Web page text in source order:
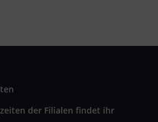
der Filialen findet ihr